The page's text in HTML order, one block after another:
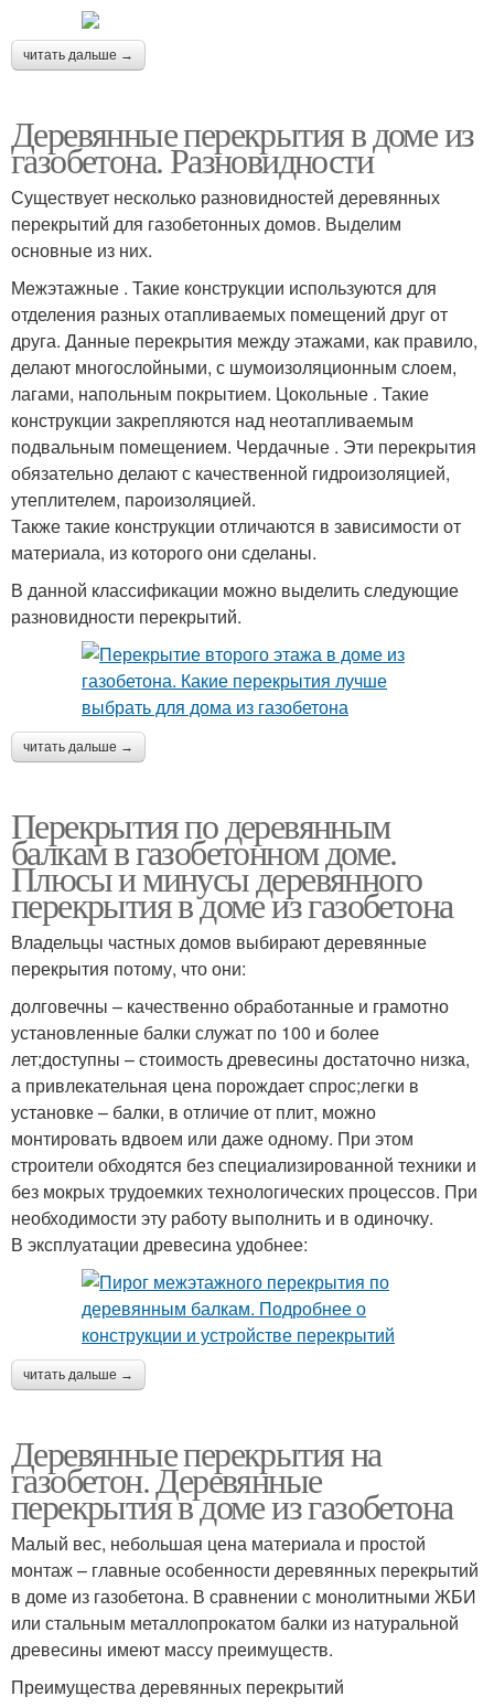
читать дальше →
Деревянные перекрытия в доме из
газобетона. Разновидности
Существует несколько разновидностей деревянных
перекрытий для газобетонных домов. Выделим
основные из них.
Межэтажные . Такие конструкции используются для
отделения разных отапливаемых помещений друг от
друга. Данные перекрытия между этажами, как правило,
делают многослойными, с шумоизоляционным слоем,
лагами, напольным покрытием. Цокольные . Такие
конструкции закрепляются над неотапливаемым
подвальным помещением. Чердачные . Эти перекрытия
обязательно делают с качественной гидроизоляцией,
утеплителем, пароизоляцией.
Также такие конструкции отличаются в зависимости от
материала, из которого они сделаны.
В данной классификации можно выделить следующие
разновидности перекрытий.
читать дальше →
Перекрытия по деревянным
балкам в газобетонном доме.
Плюсы и минусы деревянного
перекрытия в доме из газобетона
Владельцы частных домов выбирают деревянные
перекрытия потому, что они:
долговечны – качественно обработанные и грамотно
установленные балки служат по 100 и более
лет;доступны – стоимость древесины достаточно низка,
а привлекательная цена порождает спрос;легки в
установке – балки, в отличие от плит, можно
монтировать вдвоем или даже одному. При этом
строители обходятся без специализированной техники и
без мокрых трудоемких технологических процессов. При
необходимости эту работу выполнить и в одиночку.
В эксплуатации древесина удобнее:
читать дальше →
Деревянные перекрытия на
газобетон. Деревянные
перекрытия в доме из газобетона
Малый вес, небольшая цена материала и простой
монтаж – главные особенности деревянных перекрытий
в доме из газобетона. В сравнении с монолитными ЖБИ
или стальным металлопрокатом балки из натуральной
древесины имеют массу преимуществ.
Преимущества деревянных перекрытий